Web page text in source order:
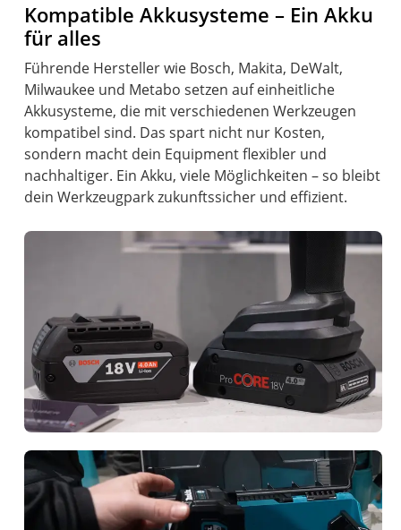
Kompatible Akkusysteme – Ein Akku
für alles
Führende Hersteller wie Bosch, Makita, DeWalt,
Milwaukee und Metabo setzen auf einheitliche
Akkusysteme, die mit verschiedenen Werkzeugen
kompatibel sind. Das spart nicht nur Kosten,
sondern macht dein Equipment flexibler und
nachhaltiger. Ein Akku, viele Möglichkeiten – so bleibt
dein Werkzeugpark zukunftssicher und effizient.